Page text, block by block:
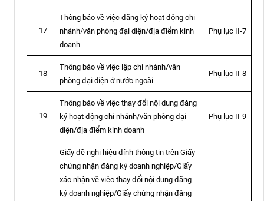
17
Thông báo về việc đăng ký hoạt động chi
nhánh/văn phòng đại diện/địa điểm kinh
doanh
Phụ lục II-7
18
Thông báo về việc lập chi nhánh/văn
phòng đại diện ở nước ngoài
Phụ lục II-8
19
Thông báo về việc thay đổi nội dung đăng
ký hoạt động chi nhánh/văn phòng đại
diện/địa điểm kinh doanh
Phụ lục II-9
Giấy đề nghị hiệu đính thông tin trên Giấy
chứng nhận đăng ký doanh nghiệp/Giấy
xác nhận về việc thay đổi nội dung đăng
ký doanh nghiệp/Giấy chứng nhận đăng